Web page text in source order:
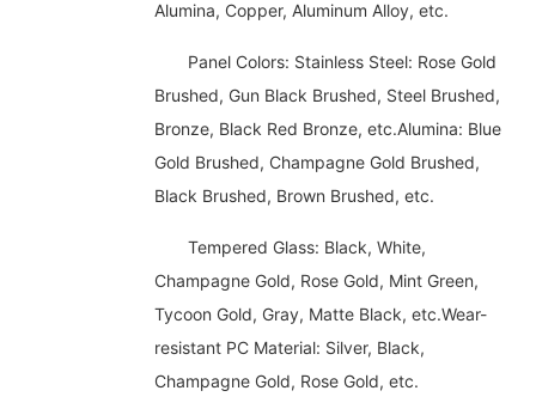
Alumina, Copper, Aluminum Alloy, etc.
Panel Colors: Stainless Steel: Rose Gold
Brushed, Gun Black Brushed, Steel Brushed,
Bronze, Black Red Bronze, etc.Alumina: Blue
Gold Brushed, Champagne Gold Brushed,
Black Brushed, Brown Brushed, etc.
Tempered Glass: Black, White,
Champagne Gold, Rose Gold, Mint Green,
Tycoon Gold, Gray, Matte Black, etc.Wear-
resistant PC Material: Silver, Black,
Champagne Gold, Rose Gold, etc.